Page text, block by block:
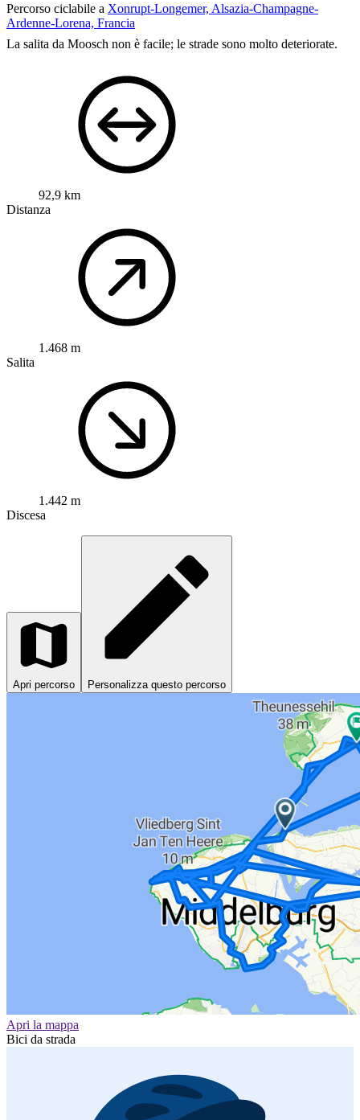
Percorso ciclabile a Xonrupt-Longemer, Alsazia-Champagne-
Ardenne-Lorena, Francia
La salita da Moosch non è facile; le strade sono molto deteriorate.
92,9 km
Distanza
1.468 m
Salita
1.442 m
Discesa
Apri percorso Personalizza questo percorso
Apri la mappa
Bici da strada